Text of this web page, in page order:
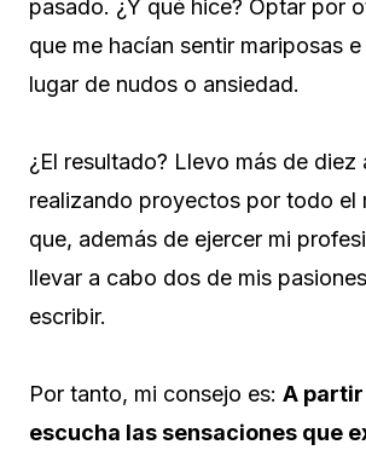
pasado. ¿Y qué hice? Optar por
que me hacían sentir mariposas
lugar de nudos o ansiedad.
¿El resultado? Llevo más de diez
realizando proyectos por todo el
que, además de ejercer mi
llevar a cabo dos de mis
escribir.
Por tanto, mi consejo es: A
escucha las sensaciones que